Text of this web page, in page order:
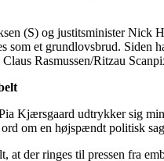
(S) og justitsminister Nick
som et grundlovsbrud. Siden
Rasmussen/Ritzau
Kjærsgaard udtrykker sig
om en højspændt politisk
at der ringes til pressen fra